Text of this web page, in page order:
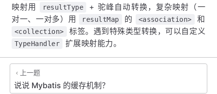
映射用
resultType
+ 驼峰自动转换，复杂映射（一
对一、一对多）用
resultMap 的 <association> 和
<collection> 标签。遇到特殊类型转换，可以自定义
TypeHandler 扩展映射能力。
上一题
说说 Mybatis 的缓存机制？